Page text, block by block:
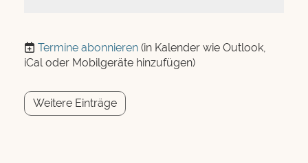
Termine abonnieren (in Kalender wie Outlook,
iCal oder Mobilgeräte hinzufügen)
Weitere Einträge